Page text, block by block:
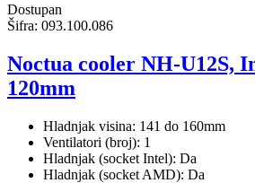
Dostupan
Šifra: 093.100.086
Noctua cooler NH-U12S,
120mm
Hladnjak visina: 141 do 160mm
Ventilatori (broj): 1
Hladnjak (socket Intel): Da
Hladnjak (socket AMD): Da